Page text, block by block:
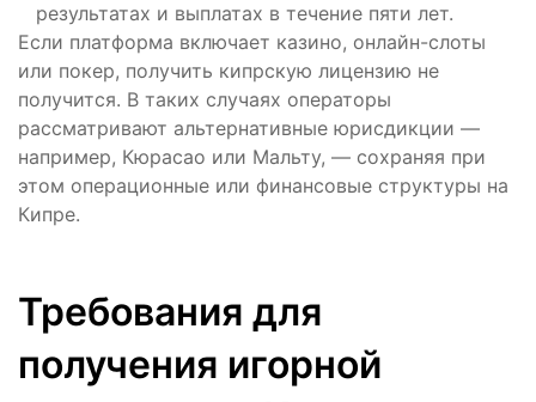
результатах и выплатах в течение пяти лет.
Если платформа включает казино, онлайн-слоты
или покер, получить кипрскую лицензию не
получится. В таких случаях операторы
рассматривают альтернативные юрисдикции —
например, Кюрасао или Мальту, — сохраняя при
этом операционные или финансовые структуры на
Кипре.
Требования для
получения игорной